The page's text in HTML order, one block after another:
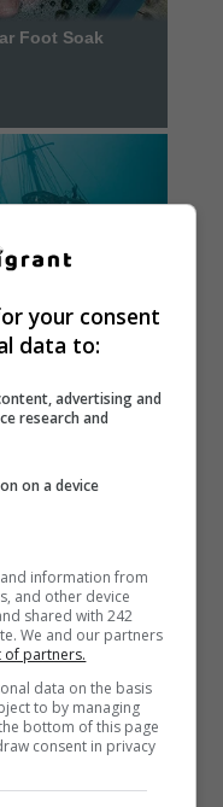
your consent
data to:
advertising and
research and
on a device
information from
and other device
shared with 242
We and our partners
of partners.
data on the basis
to by managing
bottom of this page
consent in privacy